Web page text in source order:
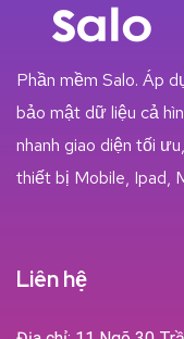
Phần mềm Salo. Áp
bảo mật dữ liệu cả
nhanh giao diện tối
thiết bị Mobile, Ipad,
Liên hệ